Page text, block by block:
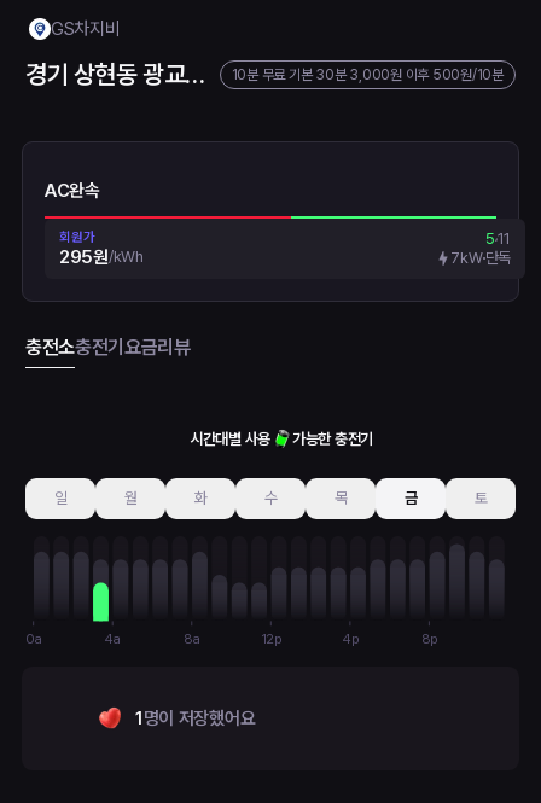
GS차지비
경기 상현동 광교유타워 10분 무료기본 30분 3,000원 이후500원/10분
AC완속
회원가
295원/kWh
511
7kW단독
충전소충전기요금리뷰
시간대별 사용 가능한 충전기
일 월 화 수 목 금 토
0a 4a 8a 12p 4p 8p
1명이 저장했어요